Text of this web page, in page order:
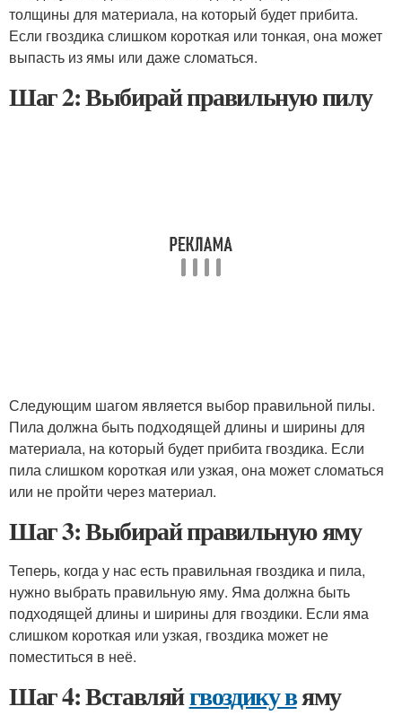
толщины для материала, на который будет прибита.
Если гвоздика слишком короткая или тонкая, она может
выпасть из ямы или даже сломаться.
Шаг 2: Выбирай правильную пилу
Следующим шагом является выбор правильной пилы.
Пила должна быть подходящей длины и ширины для
материала, на который будет прибита гвоздика. Если
пила слишком короткая или узкая, она может сломаться
или не пройти через материал.
Шаг 3: Выбирай правильную яму
Теперь, когда у нас есть правильная гвоздика и пила,
нужно выбрать правильную яму. Яма должна быть
подходящей длины и ширины для гвоздики. Если яма
слишком короткая или узкая, гвоздика может не
поместиться в неё.
Шаг 4: Вставляйгвоздику вяму